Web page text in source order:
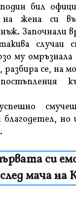
бил
жена си
Започнали
случаи
му
се, на
благодетел,
си
мача на